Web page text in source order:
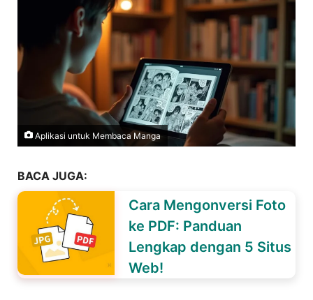
Aplikasi untuk Membaca Manga
BACA JUGA:
Cara Mengonversi Foto
ke PDF: Panduan
Lengkap dengan 5 Situs
Web!